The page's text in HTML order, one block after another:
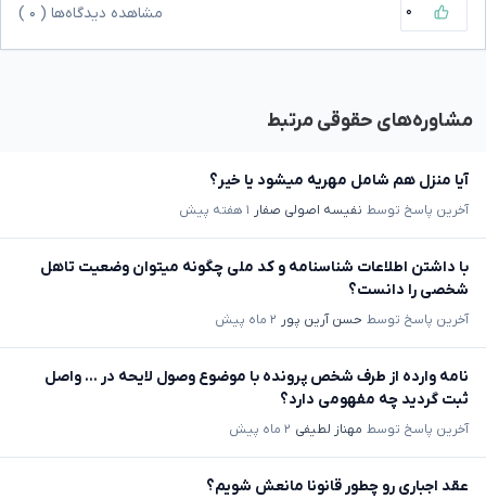
۰ مشاهده دیدگاه‌ها ( ۰
مشاوره‌های حقوقی مرتبط
آیا منزل هم شامل مهریه میشود یا خیر؟
آخرین پاسخ توسط نفیسه اصولی صفار ۱ هفته پیش
با داشتن اطلاعات شناسنامه و کد ملی چگونه میتوان وضعیت تاهل
شخصی را دانست؟
آخرین پاسخ توسط حسن آرین پور ۲ ماه پیش
نامه وارده از طرف شخص پرونده با موضوع وصول لایحه در ... واصل
ثبت گردید چه مفهومی دارد؟
آخرین پاسخ توسط مهناز لطیفی ۲ ماه پیش
عقد اجباری رو چطور قانونا مانعش شویم؟